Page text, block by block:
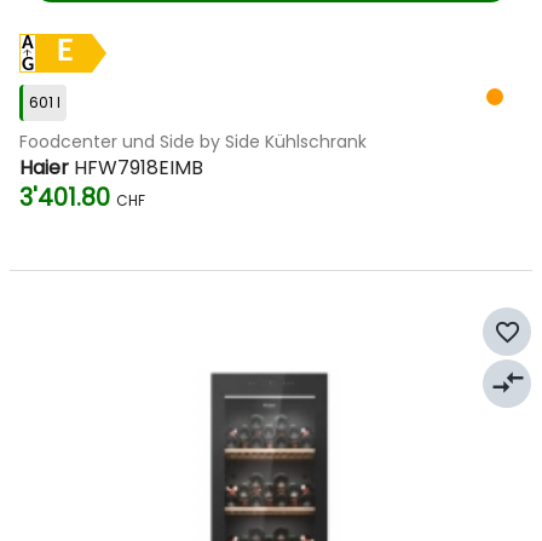
E
601 l
Foodcenter und Side by Side Kühlschrank
Haier HFW7918EIMB
3'401.80 CHF
favorite_border
compare_arrows